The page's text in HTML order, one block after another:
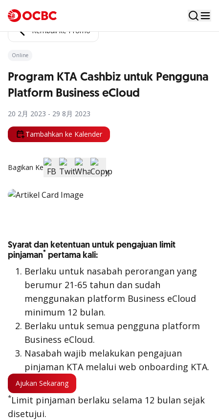
Kembali ke Promo
Online
Program KTA Cashbiz untuk Pengguna
Platform Business eCloud
20 2月 2023 - 29 8月 2023
Tambahkan ke Kalender
Bagikan Ke
Syarat dan ketentuan untuk pengajuan limit
pinjaman* pertama kali:
Berlaku untuk nasabah perorangan yang
berumur 21-65 tahun dan sudah
menggunakan platform Business eCloud
minimum 12 bulan.
Berlaku untuk semua pengguna platform
Business eCloud.
Nasabah wajib melakukan pengajuan
pinjaman KTA melalui web onboarding KTA.
Ajukan Sekarang
*Limit pinjaman berlaku selama 12 bulan sejak
disetujui.